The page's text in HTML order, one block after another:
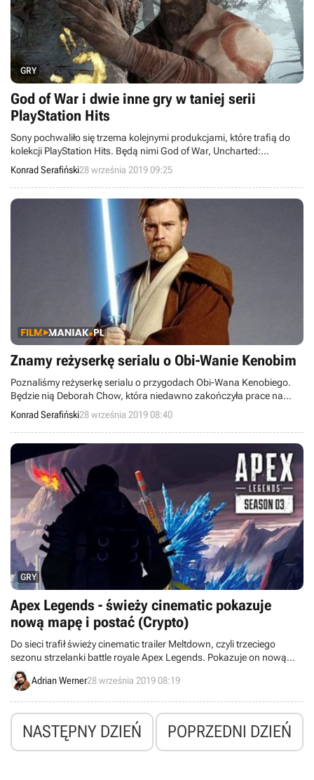
GRY
God of War i dwie inne gry w taniej serii
PlayStation Hits
Sony pochwaliło się trzema kolejnymi produkcjami, które trafią do
kolekcji PlayStation Hits. Będą nimi God of War, Uncharted:
Zaginione Dziedzictwo oraz Gran Turismo Sport. To dobra okazja,
by pograć za stosunkowo małe pieniądze.
Konrad Serafiński28 września 2019 09:25
Znamy reżyserkę serialu o Obi-Wanie Kenobim
Poznaliśmy reżyserkę serialu o przygodach Obi-Wana Kenobiego.
Będzie nią Deborah Chow, która niedawno zakończyła prace na
planie innego widowiska Disneya - The Mandalorian. Za scenariusz
odpowiada natomiast Hossein Amini.
Konrad Serafiński28 września 2019 08:40
GRY
Apex Legends - świeży cinematic pokazuje
nową mapę i postać (Crypto)
Do sieci trafił świeży cinematic trailer Meltdown, czyli trzeciego
sezonu strzelanki battle royale Apex Legends. Pokazuje on nową
postać imieniem Crypto oraz dodatkową mapę (World's Edge).
Adrian Werner28 września 2019 08:19
NASTĘPNY DZIEŃ POPRZEDNI DZIEŃ